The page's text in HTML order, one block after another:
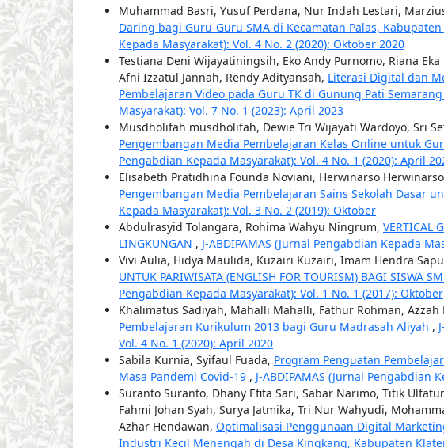
Muhammad Basri, Yusuf Perdana, Nur Indah Lestari,
Daring bagi Guru-Guru SMA di Kecamatan Palas,
Kepada Masyarakat): Vol. 4 No. 2 (2020): Oktober 2020
Testiana Deni Wijayatiningsih, Eko Andy Purnomo, Riana
Afni Izzatul Jannah, Rendy Adityansah, Literasi Digital dan
Pembelajaran Video pada Guru TK di Gunung Pati Semarang
Masyarakat): Vol. 7 No. 1 (2023): April 2023
Musdholifah musdholifah, Dewie Tri Wijayati Wardoyo, Sri
Pengembangan Media Pembelajaran Kelas Online untuk
Pengabdian Kepada Masyarakat): Vol. 4 No. 1 (2020): April
Elisabeth Pratidhina Founda Noviani, Herwinarso
Pengembangan Media Pembelajaran Sains Sekolah Dasar
Kepada Masyarakat): Vol. 3 No. 2 (2019): Oktober
Abdulrasyid Tolangara, Rohima Wahyu Ningrum, VERTICAL
LINGKUNGAN , J-ABDIPAMAS (Jurnal Pengabdian Kepada
Vivi Aulia, Hidya Maulida, Kuzairi Kuzairi, Imam Hendra
UNTUK PARIWISATA (ENGLISH FOR TOURISM) BAGI SISWA
Pengabdian Kepada Masyarakat): Vol. 1 No. 1 (2017): Oktober
Khalimatus Sadiyah, Mahalli Mahalli, Fathur Rohman, Azzah
Pembelajaran Kurikulum 2013 bagi Guru Madrasah Aliyah ,
Vol. 4 No. 1 (2020): April 2020
Sabila Kurnia, Syifaul Fuada, Program Penguatan
Masa Pandemi Covid-19 , J-ABDIPAMAS (Jurnal Pengabdian
Suranto Suranto, Dhany Efita Sari, Sabar Narimo, Titik
Fahmi Johan Syah, Surya Jatmika, Tri Nur Wahyudi,
Azhar Hendawan, Optimalisasi Penggunaan Digital
Industri Kecil Menengah di Desa Kingkang, Kabupaten